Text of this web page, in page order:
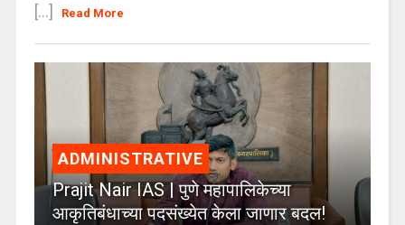
[...]
Read More
ADMINISTRATIVE
Prajit Nair IAS | पुणे महापालिकेच्या
आकृतिबंधाच्या पदसंख्येत केला जाणार बदल!